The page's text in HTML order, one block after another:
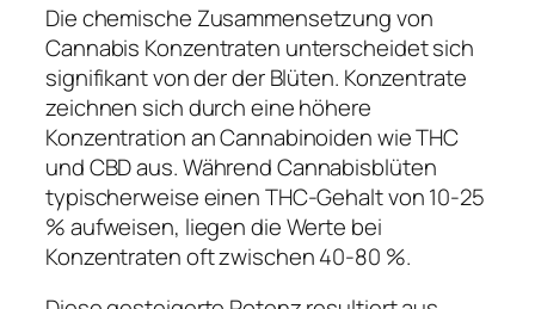
Die chemische Zusammensetzung von
Cannabis Konzentraten unterscheidet sich
signifikant von der der Blüten. Konzentrate
zeichnen sich durch eine höhere
Konzentration an Cannabinoiden wie THC
und CBD aus. Während Cannabisblüten
typischerweise einen THC-Gehalt von 10-25
% aufweisen, liegen die Werte bei
Konzentraten oft zwischen 40-80 %.